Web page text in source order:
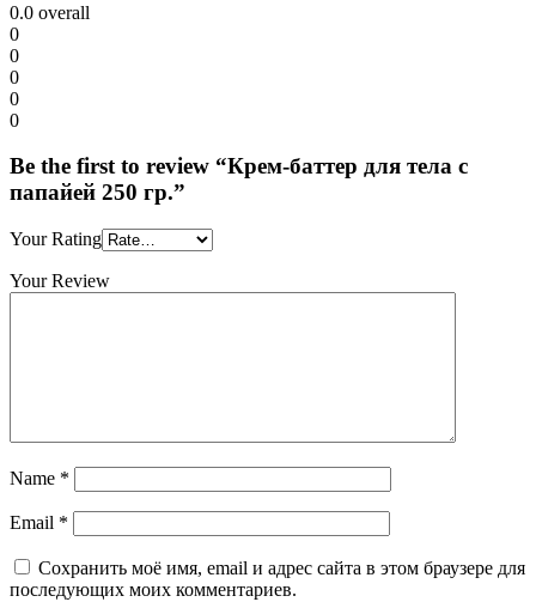
0.0 overall
0
0
0
0
0
Be the first to review “Крем-баттер для тела с
папайей 250 гр.”
Your Rating
Your Review
Name *
Email *
Сохранить моё имя, email и адрес сайта в этом браузере для
последующих моих комментариев.